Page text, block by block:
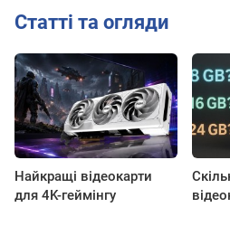
Cтатті та огляди
Найкращі відеокарти
для 4K-геймінгу